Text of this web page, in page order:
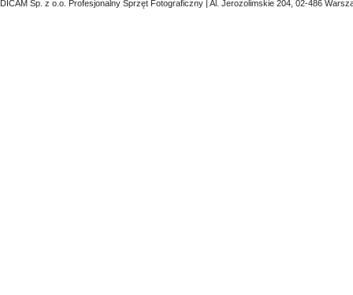
DICAM Sp. z o.o. Profesjonalny Sprzęt Fotograficzny | Al. Jerozolimskie 204, 02-486